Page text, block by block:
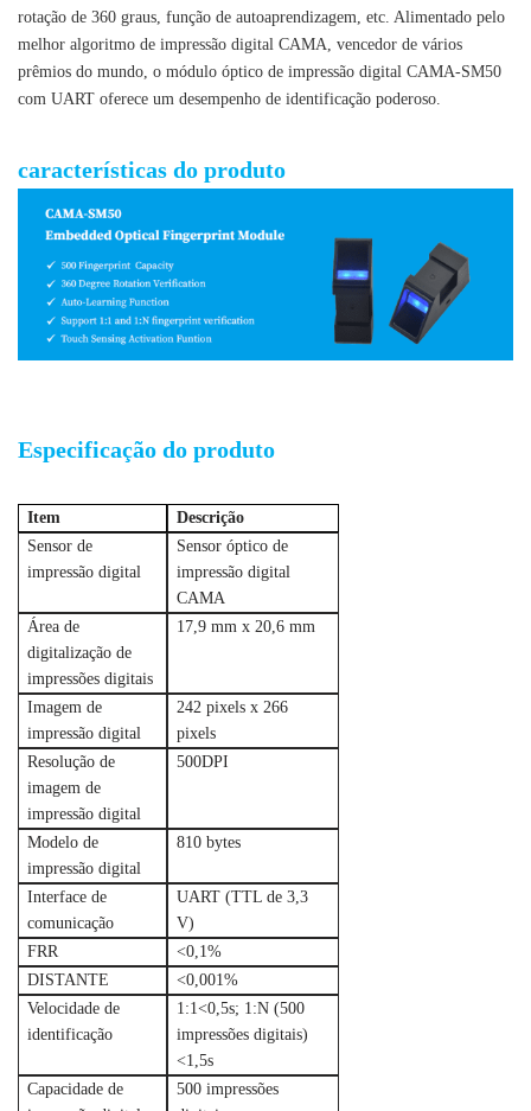
rotação de 360 graus, função de autoaprendizagem, etc. Alimentado pelo
melhor algoritmo de impressão digital CAMA, vencedor de vários
prêmios do mundo, o módulo óptico de impressão digital CAMA-SM50
com UART oferece um desempenho de identificação poderoso.
características do produto
Especificação do produto
Item
Descrição
Sensor de
impressão digital
Sensor óptico de
impressão digital
CAMA
Área de
digitalização de
impressões digitais
17,9 mm x 20,6 mm
Imagem de
impressão digital
242 pixels x 266
pixels
Resolução de
imagem de
impressão digital
500DPI
Modelo de
impressão digital
810 bytes
Interface de
comunicação
UART (TTL de 3,3
V)
FRR
<0,1%
DISTANTE
<0,001%
Velocidade de
identificação
1:1<0,5s; 1:N (500
impressões digitais)
<1,5s
Capacidade de
500 impressões